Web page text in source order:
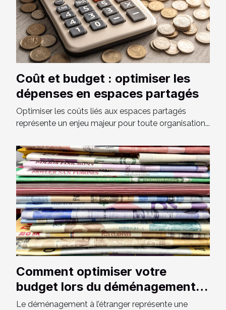
Coût et budget : optimiser les
dépenses en espaces partagés
Optimiser les coûts liés aux espaces partagés
représente un enjeu majeur pour toute organisation...
Comment optimiser votre
budget lors du déménagement à
l'étranger ?
Le déménagement à l’étranger représente une